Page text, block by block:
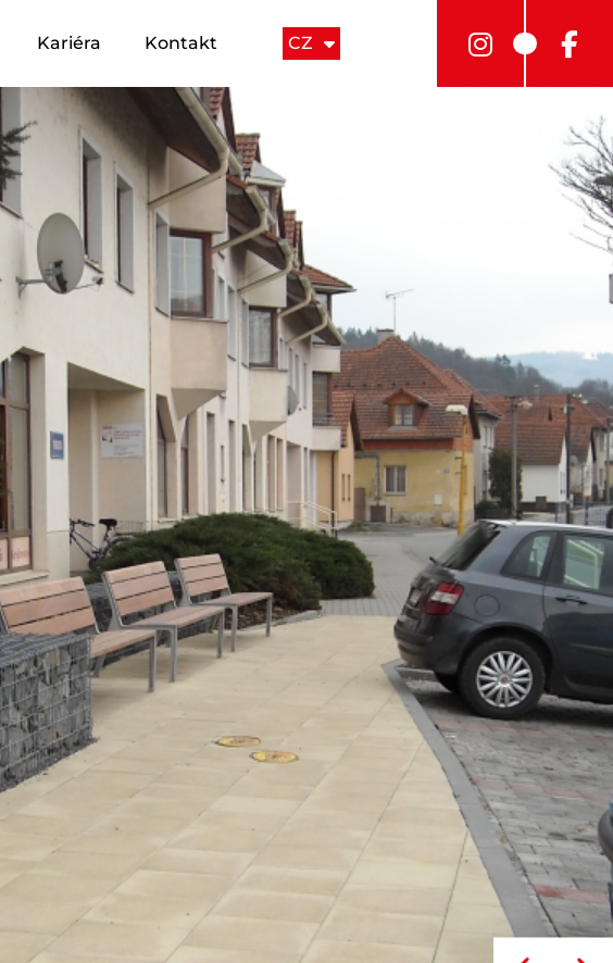
Kariéra Kontakt CZ